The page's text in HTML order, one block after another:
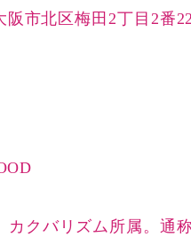
阪市北区梅田2丁目2
カクバリズム所属。通